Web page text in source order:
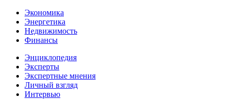
Экономика
Энергетика
Недвижимость
Финансы
Энциклопедия
Эксперты
Экспертные мнения
Личный взгляд
Интервью